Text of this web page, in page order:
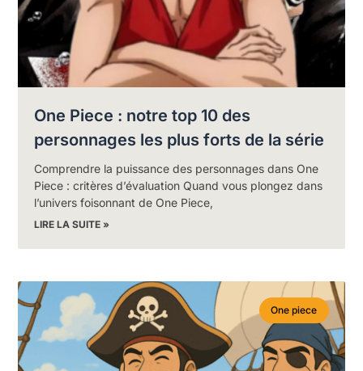
One Piece : notre top 10 des
personnages les plus forts de la série
Comprendre la puissance des personnages dans One
Piece : critères d’évaluation Quand vous plongez dans
l’univers foisonnant de One Piece,
LIRE LA SUITE »
One piece